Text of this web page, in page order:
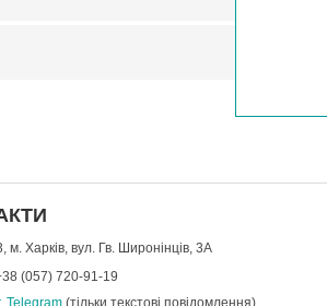
м. Харків, вул. Гв. Широнінців, 3А
(057) 720-91-19
, Telegram (тільки текстові повідомлення)